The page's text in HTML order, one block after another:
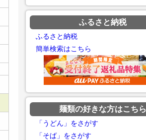
ふるさと納税
ふるさと納税
簡単検索はこちら
麺類の好きな方はこちら
「うどん」をさがす
「そば」をさがす